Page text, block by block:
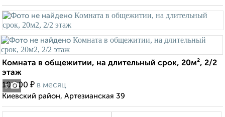
3
Комната в общежитии, на длительный срок, 20м², 2/2
этаж
10 000 ₽ в месяц
Киевский район, Артезианская 39